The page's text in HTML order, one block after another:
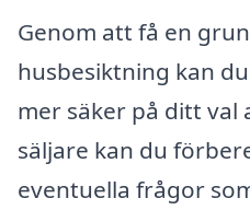
Genom att få en
husbesiktning kan
mer säker på ditt val
säljare kan du
eventuella frågor